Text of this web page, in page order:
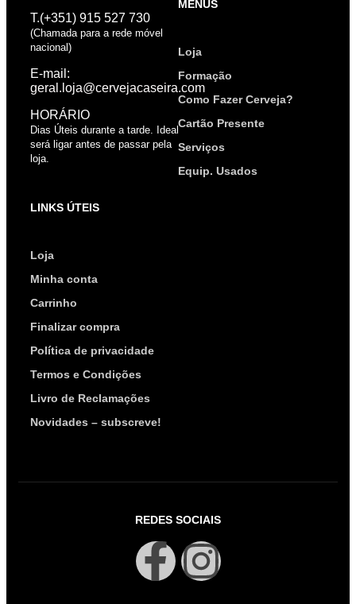
T.(+351) 915 527 730
(Chamada para a rede móvel
nacional)
E-mail:
geral.loja@cervejacaseira.com
HORÁRIO
Dias Úteis durante a tarde. Ideal
será ligar antes de passar pela
loja.
MENUS
Loja
Formação
Como Fazer Cerveja?
Cartão Presente
Serviços
Equip. Usados
LINKS ÚTEIS
Loja
Minha conta
Carrinho
Finalizar compra
Política de privacidade
Termos e Condições
Livro de Reclamações
Novidades – subscreve!
REDES SOCIAIS